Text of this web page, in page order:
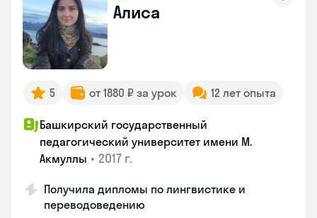
Алиса
5 от 1880 ₽ за урок 12 лет опыта
Башкирский государственный
педагогический университет имени М.
Акмуллы • 2017 г.
Получила дипломы по лингвистике и
переводоведению